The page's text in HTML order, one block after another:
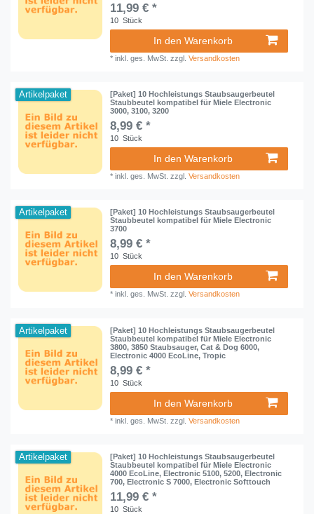
11,99 € *
10 Stück
In den Warenkorb
*inkl. ges. MwSt. zzgl.Versandkosten
Artikelpaket
[Paket] 10 Hochleistungs Staubsaugerbeutel
Staubbeutel kompatibel für Miele Electronic
3000, 3100, 3200
8,99 € *
10 Stück
In den Warenkorb
*inkl. ges. MwSt. zzgl.Versandkosten
Artikelpaket
[Paket] 10 Hochleistungs Staubsaugerbeutel
Staubbeutel kompatibel für Miele Electronic
3700
8,99 € *
10 Stück
In den Warenkorb
*inkl. ges. MwSt. zzgl.Versandkosten
Artikelpaket
[Paket] 10 Hochleistungs Staubsaugerbeutel
Staubbeutel kompatibel für Miele Electronic
3800, 3850 Staubsauger, Cat & Dog 6000,
Electronic 4000 EcoLine, Tropic
8,99 € *
10 Stück
In den Warenkorb
*inkl. ges. MwSt. zzgl.Versandkosten
Artikelpaket
[Paket] 10 Hochleistungs Staubsaugerbeutel
Staubbeutel kompatibel für Miele Electronic
4000 EcoLine, Electronic 5100, 5200, Electronic
700, Electronic S 7000, Electronic Softtouch
11,99 € *
10 Stück